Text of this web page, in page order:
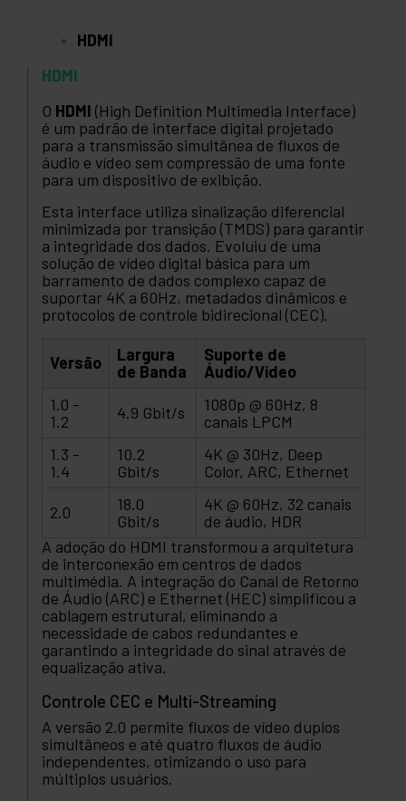
HDMI
HDMI
O HDMI (High Definition Multimedia Interface)
é um padrão de interface digital projetado
para a transmissão simultânea de fluxos de
áudio e vídeo sem compressão de uma fonte
para um dispositivo de exibição.
Esta interface utiliza sinalização diferencial
minimizada por transição (TMDS) para garantir
a integridade dos dados. Evoluiu de uma
solução de vídeo digital básica para um
barramento de dados complexo capaz de
suportar 4K a 60Hz, metadados dinâmicos e
protocolos de controle bidirecional (CEC).
Versão
Largura
de Banda
Suporte de
Áudio/Vídeo
1.0 -
1.2
4.9 Gbit/s
1080p @ 60Hz, 8
canais LPCM
1.3 -
1.4
10.2
Gbit/s
4K @ 30Hz, Deep
Color, ARC, Ethernet
2.0
18.0
Gbit/s
4K @ 60Hz, 32 canais
de áudio, HDR
A adoção do HDMI transformou a arquitetura
de interconexão em centros de dados
multimédia. A integração do Canal de Retorno
de Áudio (ARC) e Ethernet (HEC) simplificou a
cablagem estrutural, eliminando a
necessidade de cabos redundantes e
garantindo a integridade do sinal através de
equalização ativa.
Controle CEC e Multi-Streaming
A versão 2.0 permite fluxos de vídeo duplos
simultâneos e até quatro fluxos de áudio
independentes, otimizando o uso para
múltiplos usuários.